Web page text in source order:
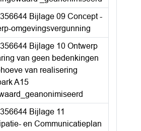
Bijlage 09 Concept -
omgevingsvergunning
Bijlage 10 Ontwerp
van geen bedenkingen
van realisering
A15
Bijlage 11
en Communicatieplan